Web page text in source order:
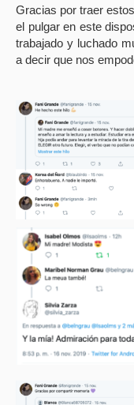
Gracias por traer
el pulgar en este
trabajado y luchado
a decir que nos